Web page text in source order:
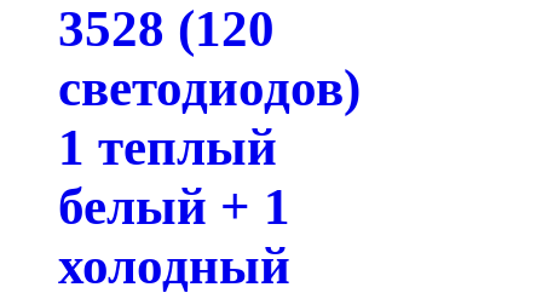
3528 (120
светодиодов)
1 теплый
белый + 1
холодный